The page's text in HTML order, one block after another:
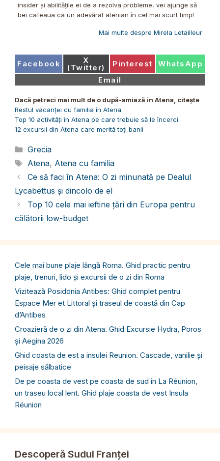
insider și abilitățile ei de a rezolva probleme, vei ajunge să
bei cafeaua ca un adevărat atenian în cel mai scurt timp!
Mai multe despre Mirela Letailleur
Share
Facebook Share
on
X
(Twitter) Share
Pinterest Share
WhatsApp
Share
on
Email
Dacă petreci mai mult de o după-amiază în Atena, citește
Restul vacanței cu familia în Atena
Top 10 activități în Atena pe care trebuie să le încerci
12 excursii din Atena care merită toți banii
Categorii
Grecia
Etichete
Atena, Atena cu familia
Ce să faci în Atena: O zi minunată pe Dealul
Lycabettus și dincolo de el
Top 10 cele mai ieftine țări din Europa pentru
călătorii low-budget
Cele mai bune plaje lângă Roma. Ghid practic pentru
plaje, trenuri, lido și excursii de o zi din Roma
Vizitează Posidonia Antibes: Ghid complet pentru
Espace Mer et Littoral și traseul de coastă din Cap
d’Antibes
Croazieră de o zi din Atena. Ghid Excursie Hydra, Poros
și Aegina 2026
Ghid coasta de est a insulei Reunion. Cascade, vanilie și
peisaje sălbatice
De pe coasta de vest pe coasta de sud în La Réunion,
un traseu local lent. Ghid plaje coasta de vest Insula
Réunion
Descoperă Sudul Franței